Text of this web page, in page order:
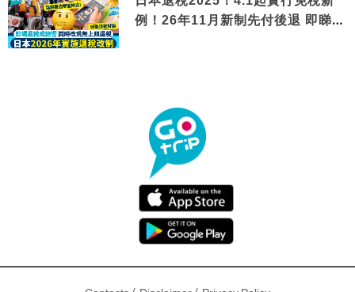
例！26年11月新制先付後退 即睇步